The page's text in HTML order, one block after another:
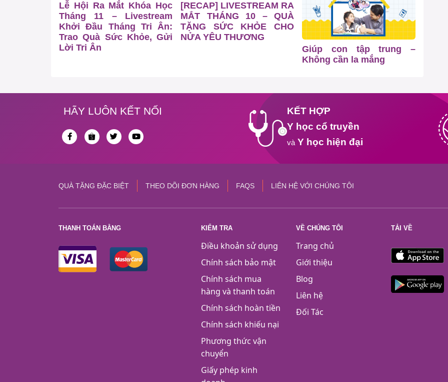
Lễ Hội Ra Mắt Khóa Học
Tháng 11 – Livestream
Khởi Đầu Tháng Tri Ân:
Trao Quà Sức Khỏe, Gửi
Lời Tri Ân
[RECAP] LIVESTREAM RA
MẮT THÁNG 10 – QUÀ
TẶNG SỨC KHỎE CHO
NỬA YÊU THƯƠNG
Giúp con tập trung –
Không cần la mắng
HÃY LUÔN KẾT NỐI
KẾT HỢP
Y học cổ truyền
và Y học hiện đại
QUÀ TẶNG ĐẶC BIỆT THEO DÕI ĐƠN HÀNG FAQS LIÊN HỆ VỚI CHÚNG TÔI
THANH TOÁN BẰNG KIỂM TRA
Điều khoản sử dụng
Chính sách bảo mật
Chính sách mua
hàng và thanh toán
Chính sách hoàn tiền
Chính sách khiếu nại
Phương thức vận
chuyển
Giấy phép kinh
VỀ CHÚNG TÔI
Trang chủ
Giới thiệu
Blog
Liên hệ
Đối Tác
TẢI VỀ